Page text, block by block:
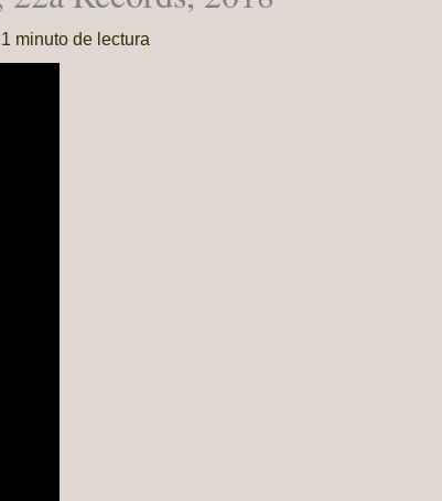
1 minuto de lectura